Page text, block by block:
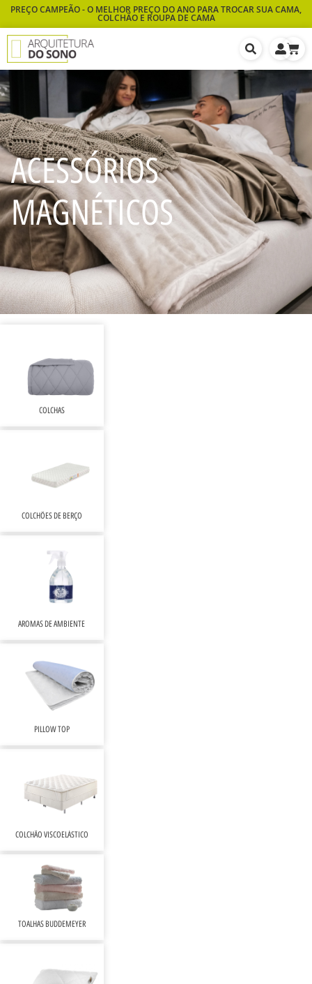
PREÇO CAMPEÃO - O MELHOR PREÇO DO ANO PARA TROCAR SUA CAMA,
COLCHÃO E ROUPA DE CAMA
ACESSÓRIOS
MAGNÉTICOS
TOALHAS BUDDEMEYER
COLCHÃO VISCOELÁSTICO
PILLOW TOP
AROMAS DE AMBIENTE
COLCHÕES DE BERÇO
COLCHAS